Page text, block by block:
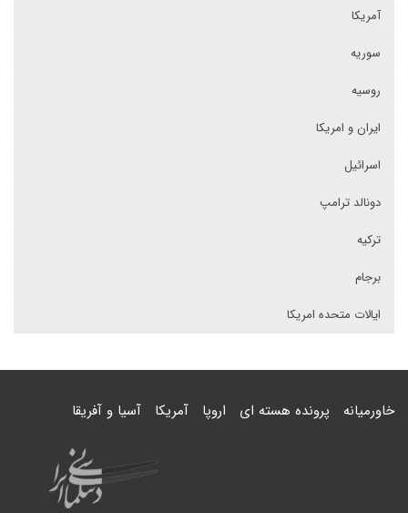
آمریکا
سوریه
روسیه
ایران و امریکا
اسرائیل
دونالد ترامپ
ترکیه
برجام
ایالات متحده امریکا
خاورمیانه پرونده هسته ای اروپا آمریکا آسیا و آفریقا